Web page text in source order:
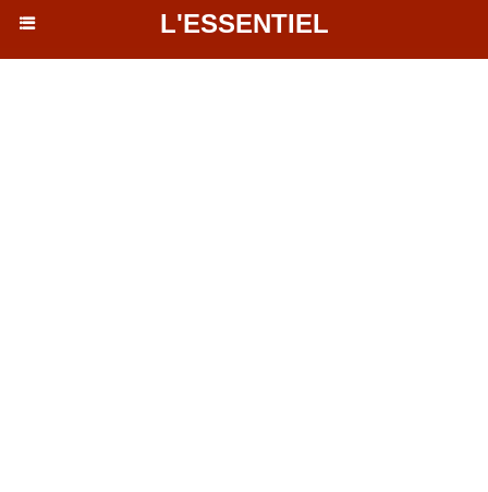
L'ESSENTIEL